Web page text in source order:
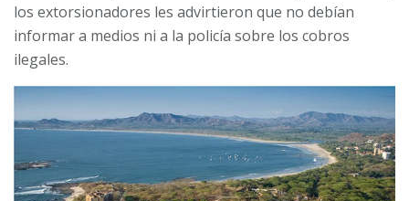
los extorsionadores les advirtieron que no debían
informar a medios ni a la policía sobre los cobros
ilegales.